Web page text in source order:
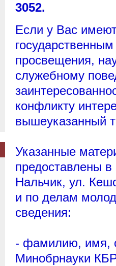
3052.
Если у Вас
просвещения,
служебному
конфликту
вышеуказанный
Указанные
предоставлены
Нальчик, ул.
и по делам
сведения:
- фамилию, имя,
Минобрнауки